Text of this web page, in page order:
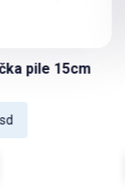
pile 15cm